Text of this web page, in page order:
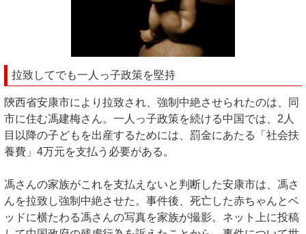
拉致してでも一人っ子政策を堅持
陝西省安康市により拉致され、強制中絶させられたのは、同
市に住む馮建梅さん。一人っ子政策を続ける中国では、2人
目以降の子どもを出産するためには、罰金にあたる「社会扶
養費」4万元を支払う必要がある。
馮さんの家族がこれを支払えないと判断した安康市は、馮さ
んを拉致し強制中絶させた。事件後、死亡した赤ちゃんとベ
ッドに横たわる馮さんの写真を家族が撮影。ネット上に投稿